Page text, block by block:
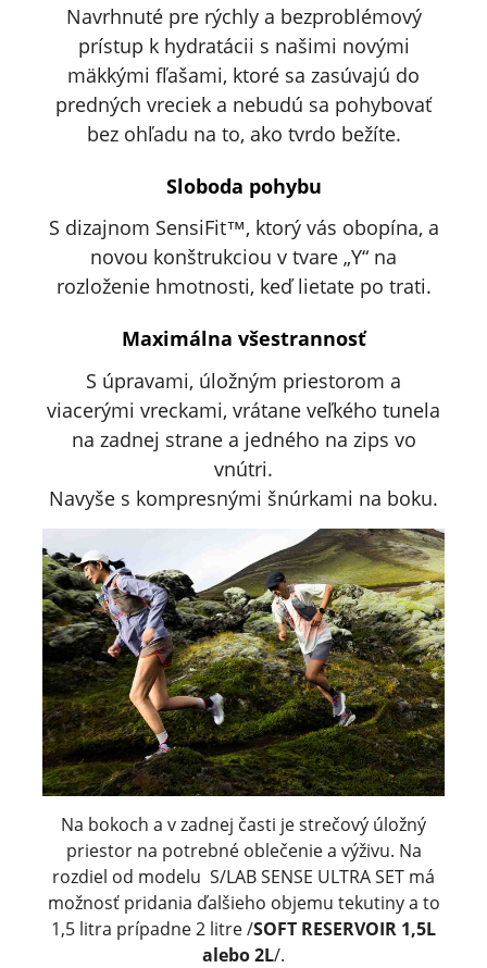
Navrhnuté pre rýchly a bezproblémový
prístup k hydratácii s našimi novými
mäkkými fľašami, ktoré sa zasúvajú do
predných vreciek a nebudú sa pohybovať
bez ohľadu na to, ako tvrdo bežíte.
Sloboda pohybu
S dizajnom SensiFit™, ktorý vás obopína, a
novou konštrukciou v tvare „Y“ na
rozloženie hmotnosti, keď lietate po trati.
Maximálna všestrannosť
S úpravami, úložným priestorom a
viacerými vreckami, vrátane veľkého tunela
na zadnej strane a jedného na zips vo
vnútri.
Navyše s kompresnými šnúrkami na boku.
Na bokoch a v zadnej časti je strečový úložný
priestor na potrebné oblečenie a výživu. Na
rozdiel od modelu S/LAB SENSE ULTRA SET má
možnosť pridania ďalšieho objemu tekutiny a to
1,5 litra prípadne 2 litre /SOFT RESERVOIR 1,5L
alebo 2L/.